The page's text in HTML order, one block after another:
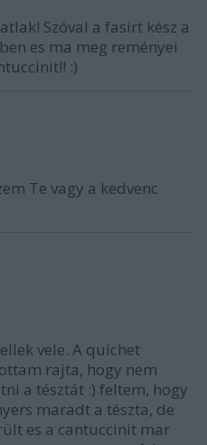
Szóval a fasirt kész a
es ma meg reményei
:)
Te vagy a kedvenc
vele. A quichet
rajta, hogy nem
a tésztát :) feltem, hogy
maradt a tészta, de
es a cantuccinit mar